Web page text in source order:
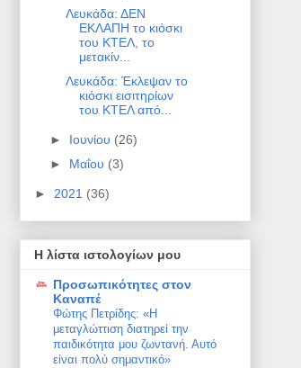
Λευκάδα: ΔΕΝ
ΕΚΛΑΠΗ το κιόσκι
του ΚΤΕΛ, το
μετακίν...
Λευκάδα: Έκλεψαν το
κιόσκι εισιτηρίων
του ΚΤΕΛ από...
► Ιουνίου (26)
► Μαΐου (3)
► 2021 (36)
Η λίστα ιστολογίων μου
Προσωπικότητες στον
Καναπέ
Φώτης Πετρίδης: «Η
μεταγλώττιση διατηρεί την
παιδικότητα μου ζωντανή. Αυτό
είναι πολύ σημαντικό»